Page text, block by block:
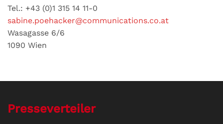
Tel.: +43 (0)1 315 14 11-0
sabine.poehacker@communications.co.at
Wasagasse 6/6
1090 Wien
Presseverteiler